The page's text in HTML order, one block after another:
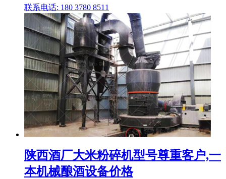
联系电话: 180 3780 8511
陕西酒厂大米粉碎机型号尊重客户,一
本机械酿酒设备价格